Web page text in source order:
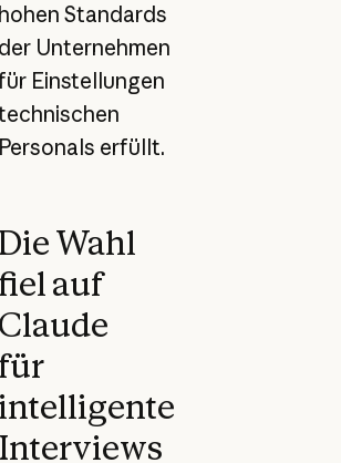
hohen Standards
der Unternehmen
Einstellungen
Personals erfüllt.
Wahl
fiel auf
Claude
für
intelligente
Interviews